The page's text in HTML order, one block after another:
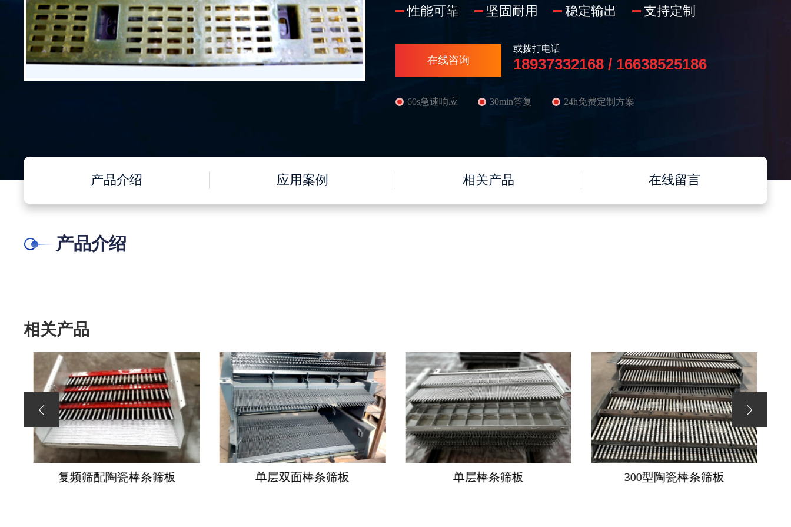
振动电机系列
减振装置系列
性能可靠 坚固耐用 稳定输出 支持定制
在线咨询
或拨打电话
18937332168 / 16638525186
60s急速响应 30min答复 24h免费定制方案
产品介绍 应用案例 相关产品 在线留言
产品介绍
相关产品
复频筛配陶瓷棒条筛板 单层双面棒条筛板 单层棒条筛板 300型陶瓷棒条筛板